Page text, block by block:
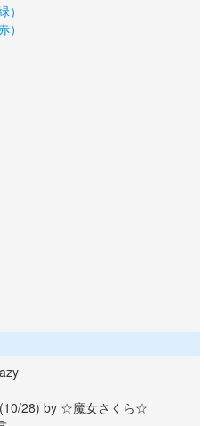
(10/28) by ☆魔女さくら☆